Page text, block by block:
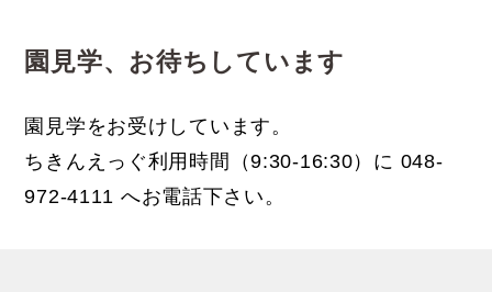
園見学、お待ちしています
園見学をお受けしています。
ちきんえっぐ利用時間（9:30-16:30）に 048-
972-4111 へお電話下さい。